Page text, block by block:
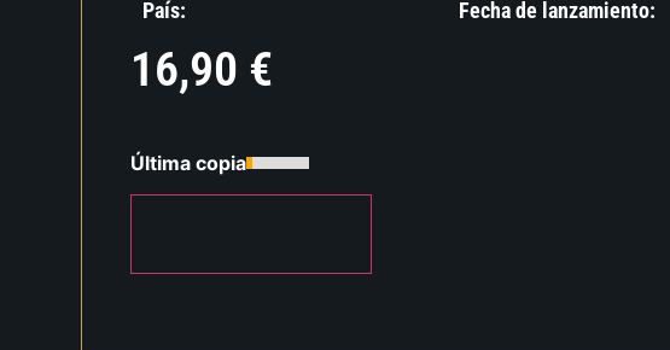
País: Fecha de lanzamiento:
16,90 €
Última copia